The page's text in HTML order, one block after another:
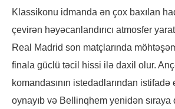
Klassikonu idmanda ən çox baxılan
çevirən həyəcanlandırıcı atmosfer
Real Madrid son matçlarında
finala güclü təcil hissi ilə daxil olur.
komandasının istedadlarından istifadə
oynayıb və Bellinqhem yenidən